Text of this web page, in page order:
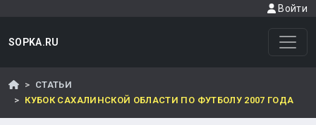
Войти
SOPKA.RU
СТАТЬИ
КУБОК САХАЛИНСКОЙ ОБЛАСТИ ПО ФУТБОЛУ 2007 ГОДА